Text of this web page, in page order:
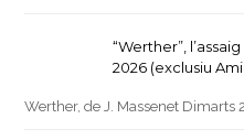
“Werther”,
2026 (exclusiu
Werther, de J. Massenet Dimarts